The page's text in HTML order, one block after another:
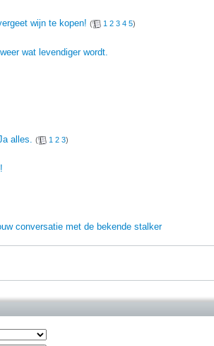
wijn te kopen! ( 1 2 3 4 5)
wat levendiger wordt.
alles. ( 1 2 3)
conversatie met de bekende stalker